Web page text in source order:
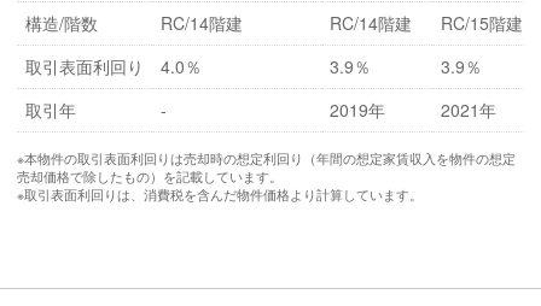
構造/階数
RC/14階建 RC/14階建
RC/15階建
取引表面利回り
4.0％ 3.9％
3.9％
取引年
- 2019年 2021年
※本物件の取引表面利回りは売却時の想定利回り（年間の想定家賃収入を物件の想定
売却価格で除したもの）を記載しています。
※取引表面利回りは、消費税を含んだ物件価格より計算しています。